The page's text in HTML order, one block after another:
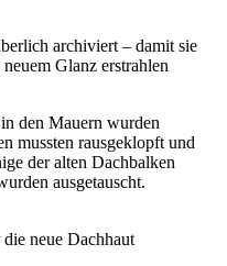
archiviert – damit sie
Glanz erstrahlen
den Mauern wurden
mussten rausgeklopft und
der alten Dachbalken
ausgetauscht.
neue Dachhaut